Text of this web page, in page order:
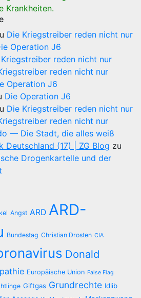
Krankheiten.
Die Kriegstreiber reden nicht nur
Operation J6
reden nicht nur
reden nicht nur
Operation J6
Die Operation J6
Die Kriegstreiber reden nicht nur
reden nicht nur
— Die Stadt, die alles weiß
Deutschland (17) | ZG Blog zu
Drogenkartelle und der
Angst ARD ARD-
Bundestag Christian Drosten CIA
Donald
Europäische Union False Flag
Giftgas Grundrechte Idlib